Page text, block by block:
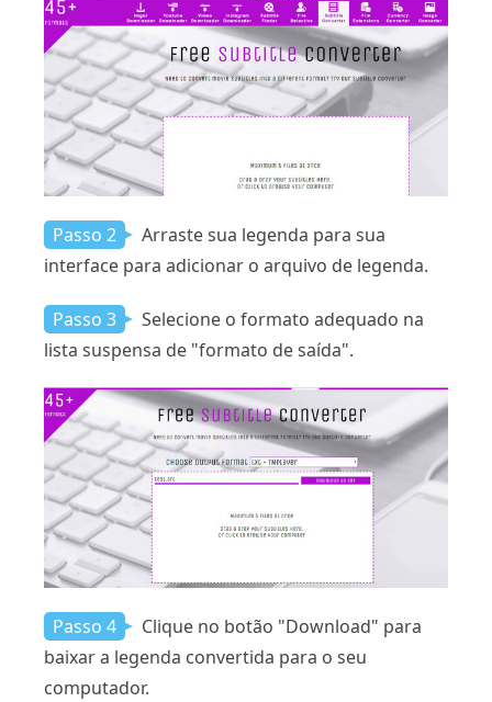
Passo 2
Arraste sua legenda para sua
interface para adicionar o arquivo de legenda.
Passo 3
Selecione o formato adequado na
lista suspensa de "formato de saída".
Passo 4
Clique no botão "Download" para
baixar a legenda convertida para o seu
computador.